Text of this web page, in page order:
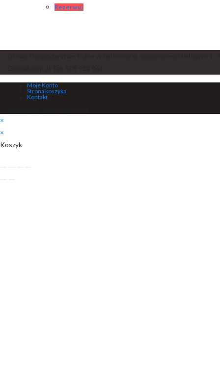
Rezerwuj
Moje Konto
Strona koszyka
Kontakt
×
×
Koszyk